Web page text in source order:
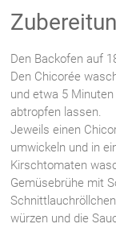
Den Backofen auf
Den Chicorée
und etwa 5
abtropfen lassen.
Jeweils einen
umwickeln und in
Kirschtomaten
Gemüsebrühe mit
würzen und die